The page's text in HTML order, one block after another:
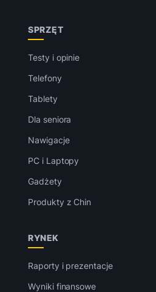
SPRZĘT
Testy i opinie
Telefony
Tablety
Dla seniora
Nawigacje
PC i Laptopy
Gadżety
Produkty z Chin
RYNEK
Raporty i prezentacje
Wyniki finansowe